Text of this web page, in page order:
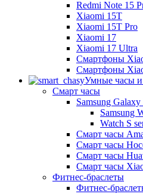
Redmi Note 15
Xiaomi 15T
Xiaomi 15T Pro
Xiaomi 17
Xiaomi 17 Ultra
Смартфоны
Смартфоны
Умные часы и
Смарт часы
Samsung Galaxy
Samsung
Watch S
Смарт часы
Смарт часы
Смарт часы
Смарт часы
Фитнес-браслеты
Фитнес-